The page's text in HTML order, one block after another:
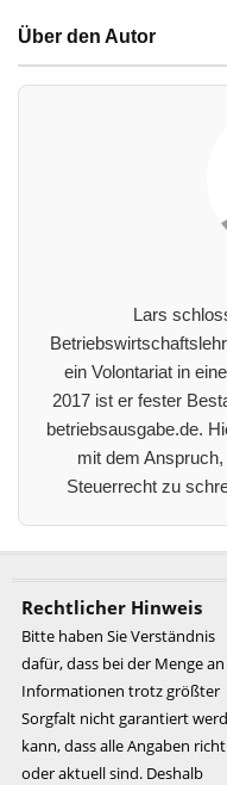
Über den Autor
Lars
ein Volontariat in
2017 ist er fester
betriebsausgabe.de.
mit dem
Steuerrecht zu
Rechtlicher Hinweis
Bitte haben Sie Verständnis
dafür, dass bei der Menge an
Informationen trotz größter
Sorgfalt nicht garantiert
kann, dass alle Angaben
oder aktuell sind. Deshalb